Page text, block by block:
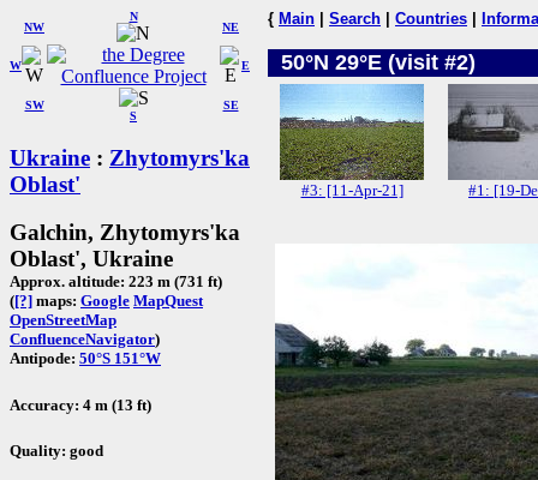
W
NW
N
NE
SW
S
SE
E
Ukraine : Zhytomyrs'ka
Oblast'
Galchin, Zhytomyrs'ka
Oblast', Ukraine
Approx. altitude: 223 m (731 ft)
([?] maps: Google MapQuest
OpenStreetMap
ConfluenceNavigator)
Antipode: 50°S 151°W
Accuracy: 4 m (13 ft)
Quality: good
{ Main Search Countries
50°N 29°E (visit #2)
#3: [11-Apr-21] #1: [19-